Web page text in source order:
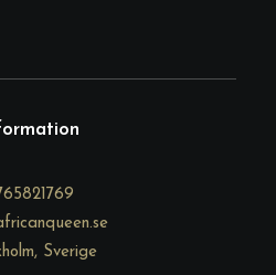
Sverige